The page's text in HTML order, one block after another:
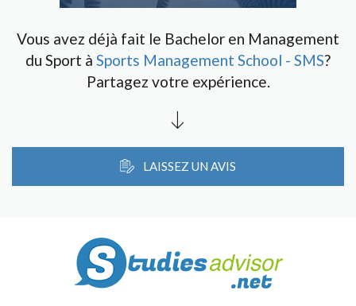
Vous avez déjà fait le Bachelor en Management
du Sport à Sports Management School - SMS?
Partagez votre expérience.
LAISSEZ UN AVIS